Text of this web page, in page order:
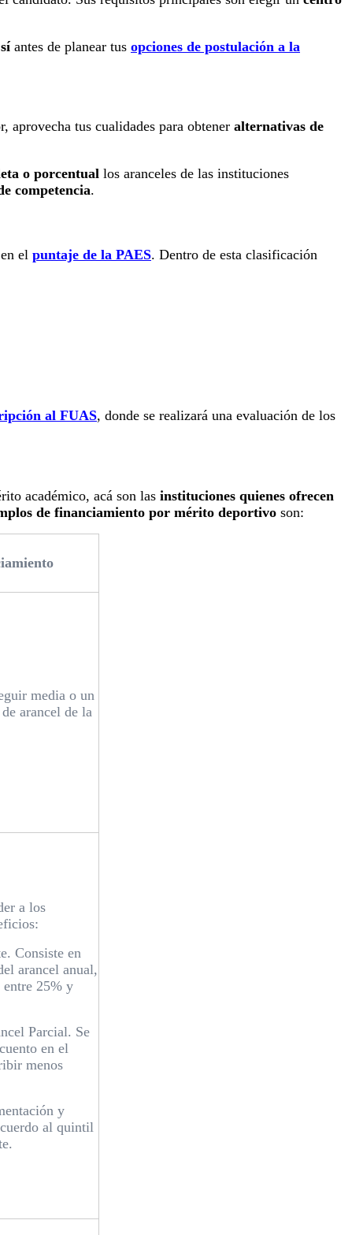
antes de planear tus opciones de postulación a la
aprovecha tus cualidades para obtener alternativas de
o porcentual los aranceles de las instituciones
competencia.
el puntaje de la PAES. Dentro de esta clasificación
al FUAS, donde se realizará una evaluación de los
académico, acá son las instituciones quienes ofrecen
de financiamiento por mérito deportivo son:
media o un
arancel de la
a los
en
arancel anual,
25% y
Parcial. Se
en el
menos
y
al quintil